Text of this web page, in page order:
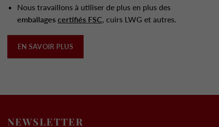
Nous travaillons à utiliser de plus en plus des
emballages certifiés FSC, cuirs LWG et autres.
EN SAVOIR PLUS
NEWSLETTER